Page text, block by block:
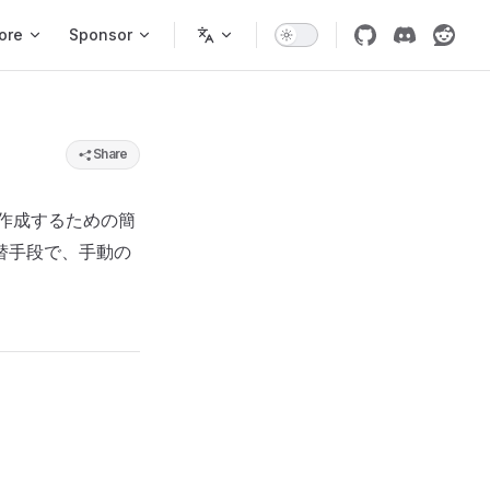
Sponsor
Share
成するための簡
手段で、手動の